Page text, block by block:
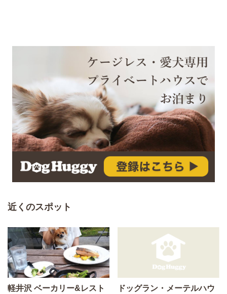
近くのスポット
軽井沢 ベーカリー&レスト
ドッグラン・メーテルハウ